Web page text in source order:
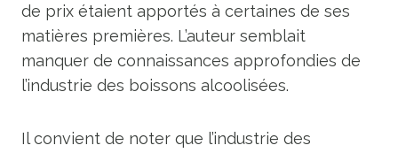
de prix étaient apportés à certaines de ses
matières premières. L’auteur semblait
manquer de connaissances approfondies de
l’industrie des boissons alcoolisées.
Il convient de noter que l’industrie des